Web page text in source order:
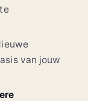
van jouw